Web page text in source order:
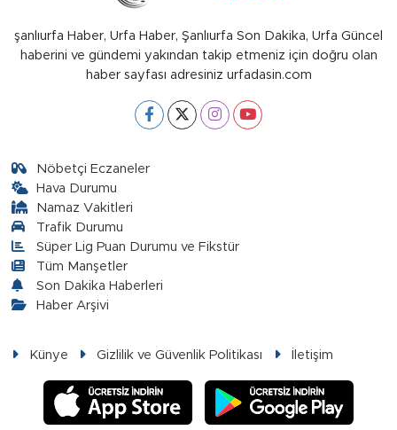
şanlıurfa Haber, Urfa Haber, Şanlıurfa Son Dakika, Urfa Güncel
haberini ve gündemi yakından takip etmeniz için doğru olan
haber sayfası adresiniz urfadasin.com
Nöbetçi Eczaneler
Hava Durumu
Namaz Vakitleri
Trafik Durumu
Süper Lig Puan Durumu ve Fikstür
Tüm Manşetler
Son Dakika Haberleri
Haber Arşivi
Künye Gizlilik ve Güvenlik Politikası İletişim